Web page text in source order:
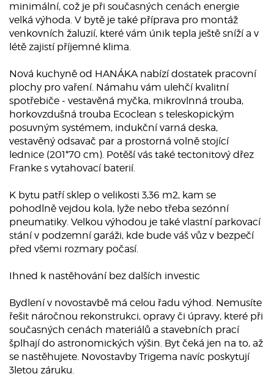
minimální, což je při současných cenách energie
velká výhoda. V bytě je také příprava pro montáž
venkovních žaluzií, které vám únik tepla ještě sníží a v
létě zajistí příjemné klima.
Nová kuchyně od HANÁKA nabízí dostatek pracovní
plochy pro vaření. Námahu vám ulehčí kvalitní
spotřebiče - vestavěná myčka, mikrovlnná trouba,
horkovzdušná trouba Ecoclean s teleskopickým
posuvným systémem, indukční varná deska,
vestavěný odsavač par a prostorná volně stojící
lednice (201*70 cm). Potěší vás také tectonitový dřez
Franke s vytahovací baterií.
K bytu patří sklep o velikosti 3,36 m2, kam se
pohodlně vejdou kola, lyže nebo třeba sezónní
pneumatiky. Velkou výhodou je také vlastní parkovací
stání v podzemní garáži, kde bude váš vůz v bezpečí
před všemi rozmary počasí.
Ihned k nastěhování bez dalších investic
Bydlení v novostavbě má celou řadu výhod. Nemusíte
řešit náročnou rekonstrukci, opravy či úpravy, které při
současných cenách materiálů a stavebních prací
šplhají do astronomických výšin. Byt čeká jen na to, až
se nastěhujete. Novostavby Trigema navíc poskytují
3letou záruku.